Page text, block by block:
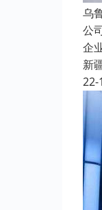
乌
公
企
新
22-